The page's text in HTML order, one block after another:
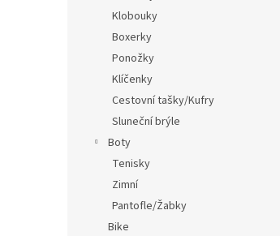
Klobouky
Boxerky
Ponožky
Klíčenky
Cestovní tašky/Kufry
Sluneční brýle
Boty
Tenisky
Zimní
Pantofle/Žabky
Bike